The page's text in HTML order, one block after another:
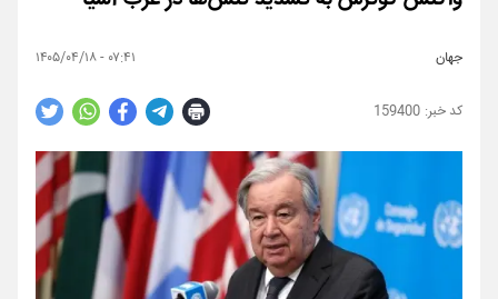
جهان ۰۷:۴۱ - ۱۴۰۵/۰۴/۱۸
159400